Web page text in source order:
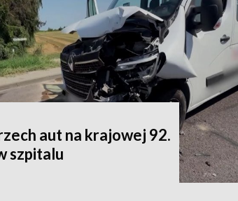
aut na krajowej 92.
szpitalu